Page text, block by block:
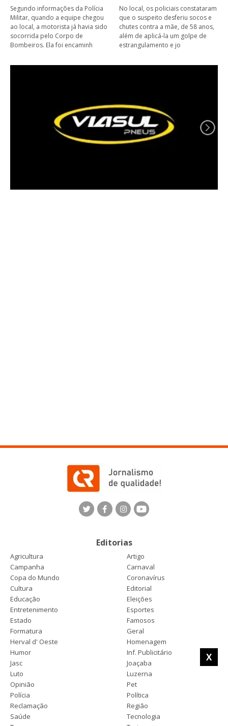
Segundo informações da Polícia
Militar, quando a equipe chegou
ao local, a motorista já havia sido
socorrida pelo Corpo de
Bombeiros. Ela foi encaminh
No local, os policiais constataram
que o suspeito desferiu socos e
chutes contra a mãe, de 58 anos,
além de aplicá-la um golpe de
estrangulamento e jo
X
Editorias
Agricultura
Artigo
Campanha
Carnaval
Copa do Mundo
Coronavírus
Cultura
Editorial
Educação
Eleições
Entretenimento
Esportes
Estado
Famosos
Formatura
Geral
Herval d' Oeste
Homenagem
Humor
Inf. Publicitário
Jasc
Joaçaba
Luto
Luzerna
Opinião
Pet
Polícia
Política
Reclamação
Região
Saúde
Tecnologia